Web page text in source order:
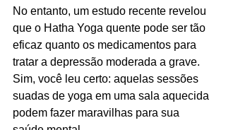
No entanto, um estudo recente revelou
que o Hatha Yoga quente pode ser tão
eficaz quanto os medicamentos para
tratar a depressão moderada a grave.
Sim, você leu certo: aquelas sessões
suadas de yoga em uma sala aquecida
podem fazer maravilhas para sua